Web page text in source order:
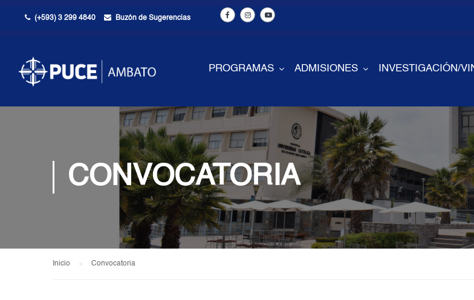
(+593) 3 299 4840 Buzón de Sugerencias
PROGRAMAS ADMISIONES INVESTIGACIÓN/
CONVOCATORIA
Inicio Convocatoria